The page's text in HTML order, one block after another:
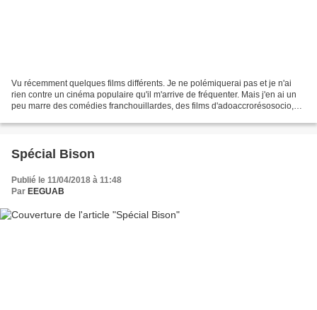
Vu récemment quelques films différents. Je ne polémiquerai pas et je n'ai
rien contre un cinéma populaire qu'il m'arrive de fréquenter. Mais j'en ai un
peu marre des comédies franchouillardes, des films d'adoaccrorésosocio,
Spécial Bison
Publié le 11/04/2018 à 11:48
Par EEGUAB